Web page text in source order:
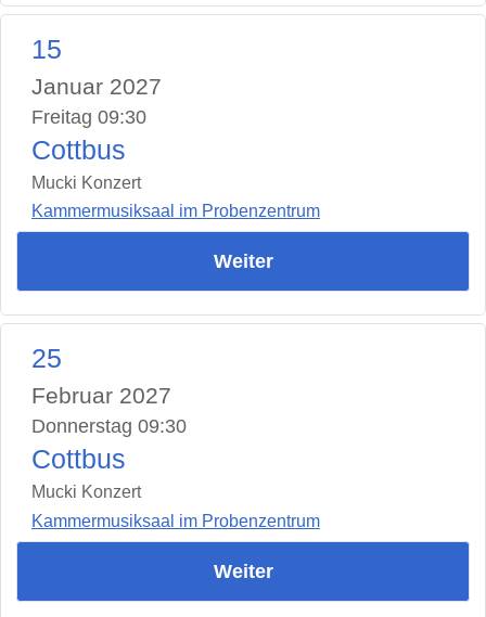
15
Januar 2027
Freitag 09:30
Cottbus
Mucki Konzert
Kammermusiksaal im Probenzentrum
Weiter
25
Februar 2027
Donnerstag 09:30
Cottbus
Mucki Konzert
Kammermusiksaal im Probenzentrum
Weiter